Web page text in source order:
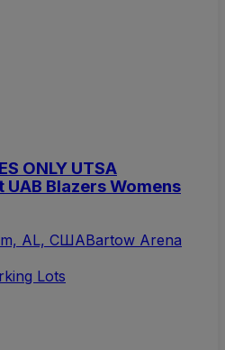
ONLY UTSA
UAB Blazers Womens
AL, СШАBartow Arena
Lots